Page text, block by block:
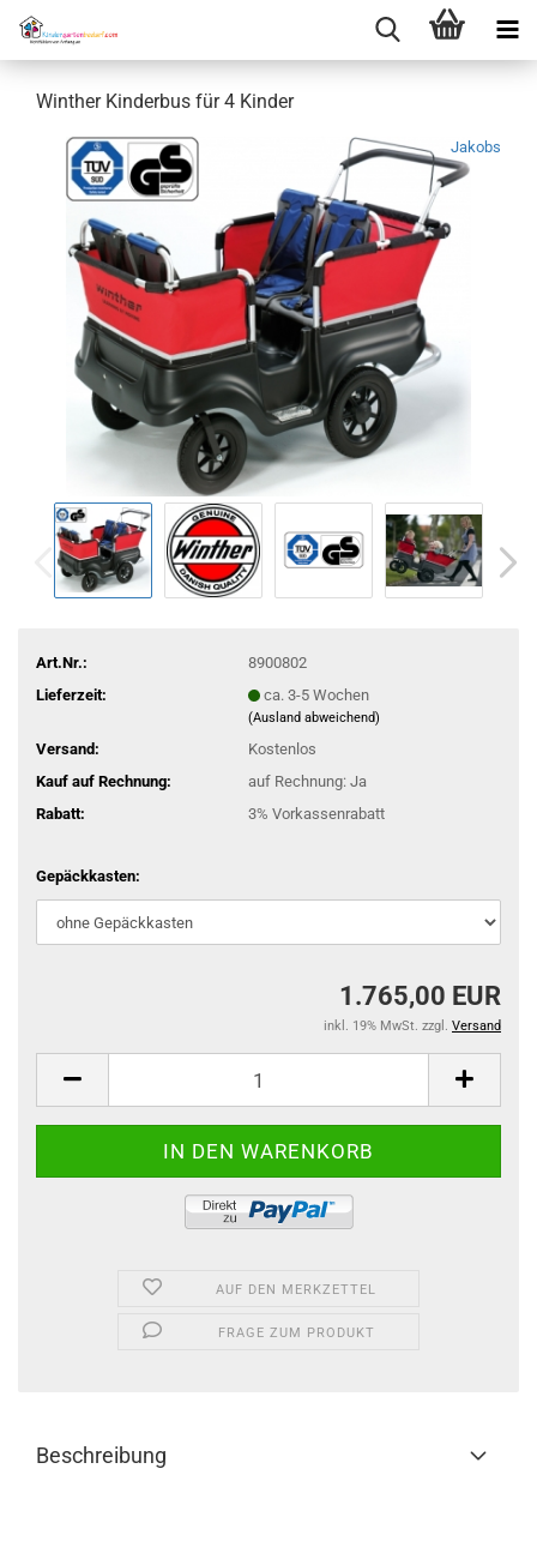
Winther Kinderbus für 4 Kinder
Jakobs
Art.Nr.:
8900802
Lieferzeit:
ca. 3-5 Wochen
(Ausland abweichend)
Versand:
Kostenlos
Kauf auf Rechnung:
auf Rechnung: Ja
Rabatt:
3% Vorkassenrabatt
Gepäckkasten:
1.765,00 EUR
inkl. 19% MwSt. zzgl. Versand
AUF DEN MERKZETTEL
FRAGE ZUM PRODUKT
Beschreibung